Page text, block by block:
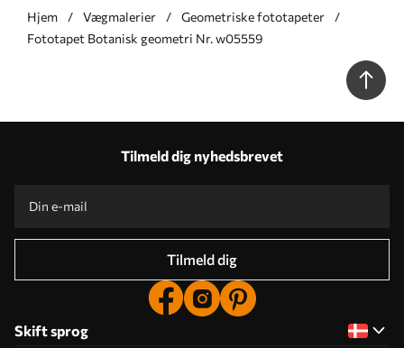
Hjem Vægmalerier
Geometriske fototapeter
Fototapet Botanisk geometri Nr. w05559
Tilmeld dig nyhedsbrevet
Tilmeld dig
Skift sprog